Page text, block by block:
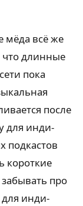
мёда всё же
что длинные
пока
после
для инди-
подкастов
короткие
про
для инди-